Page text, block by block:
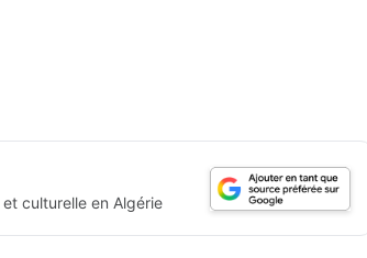
culturelle en Algérie